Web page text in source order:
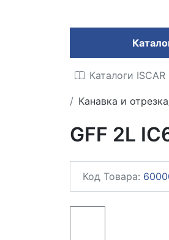
Каталоги ISCAR
Канавка и отрезка
GFF 2L
Код Товара: